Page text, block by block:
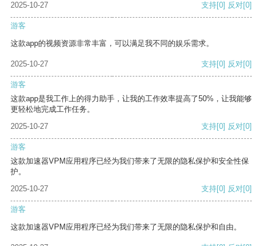
2025-10-27
支持[0] 反对[0]
游客
这款app的视频资源非常丰富，可以满足我不同的娱乐需求。
2025-10-27 支持[0] 反对[0]
游客
这款app是我工作上的得力助手，让我的工作效率提高了50%，让我能够
更轻松地完成工作任务。
2025-10-27
支持[0] 反对[0]
游客
这款加速器VPM应用程序已经为我们带来了无限的隐私保护和安全性保
护。
2025-10-27
支持[0] 反对[0]
游客
这款加速器VPM应用程序已经为我们带来了无限的隐私保护和自由。